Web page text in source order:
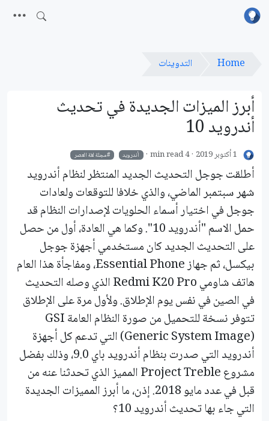
Home التدوينات
أبرز الميزات الجديدة في تحديث
أندرويد 10
1 أكتوبر 2019 4 min read أندرويد مجلة لغة العصر
أطلقت جوجل التحديث الجديد المنتظر لنظام أندرويد
شهر سبتمبر الماضي، والذي خلافا للتوقعات ولعادات
جوجل في اختيار أسماء الحلويات لإصدارات النظام قد
حمل الاسم "أندرويد 10". وكما هي العادة، أول من حصل
على التحديث الجديد كان مستخدمي أجهزة جوجل
بيكسل، ثم جهاز Essential Phone، ومفاجأة هذا العام
هاتف شاومي Redmi K20 Pro الذي وصله التحديث
في الصين في نفس يوم الإطلاق. ولأول مرة على الإطلاق
تتوفر نسخة للتحميل من صورة النظام العامة GSI
(Generic System Image) التي تدعم كل أجهزة
أندرويد التي صدرت بنظام أندرويد باي 9.0، وذلك بفضل
مشروع Project Treble المميز الذي تحدثنا عنه من
قبل في عدد مايو 2018. إذن، ما أبرز المميزات الجديدة
التي جاء بها تحديث أندرويد 10؟